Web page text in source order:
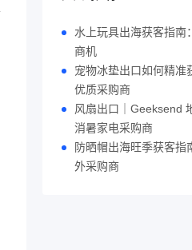
水上玩具出海获客指南
商机
宠物冰垫出口如何精准
优质采购商
风扇出口｜Geeksend
消暑家电采购商
防晒帽出海旺季获客指
外采购商